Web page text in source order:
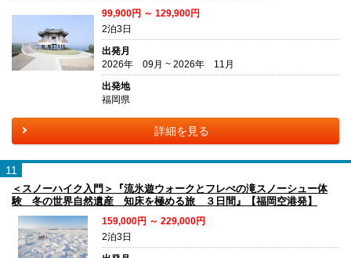
99,900円 ～ 129,900円
2泊3日
出発月
2026年 09月 ~ 2026年 11月
出発地
福岡県
詳細を見る
11
＜スノーハイク入門＞『流氷遊ウォークとフレぺの滝スノーシュー体
験 冬の世界自然遺産 知床を極める旅 ３日間』【福岡空港発】
159,000円 ～ 229,000円
2泊3日